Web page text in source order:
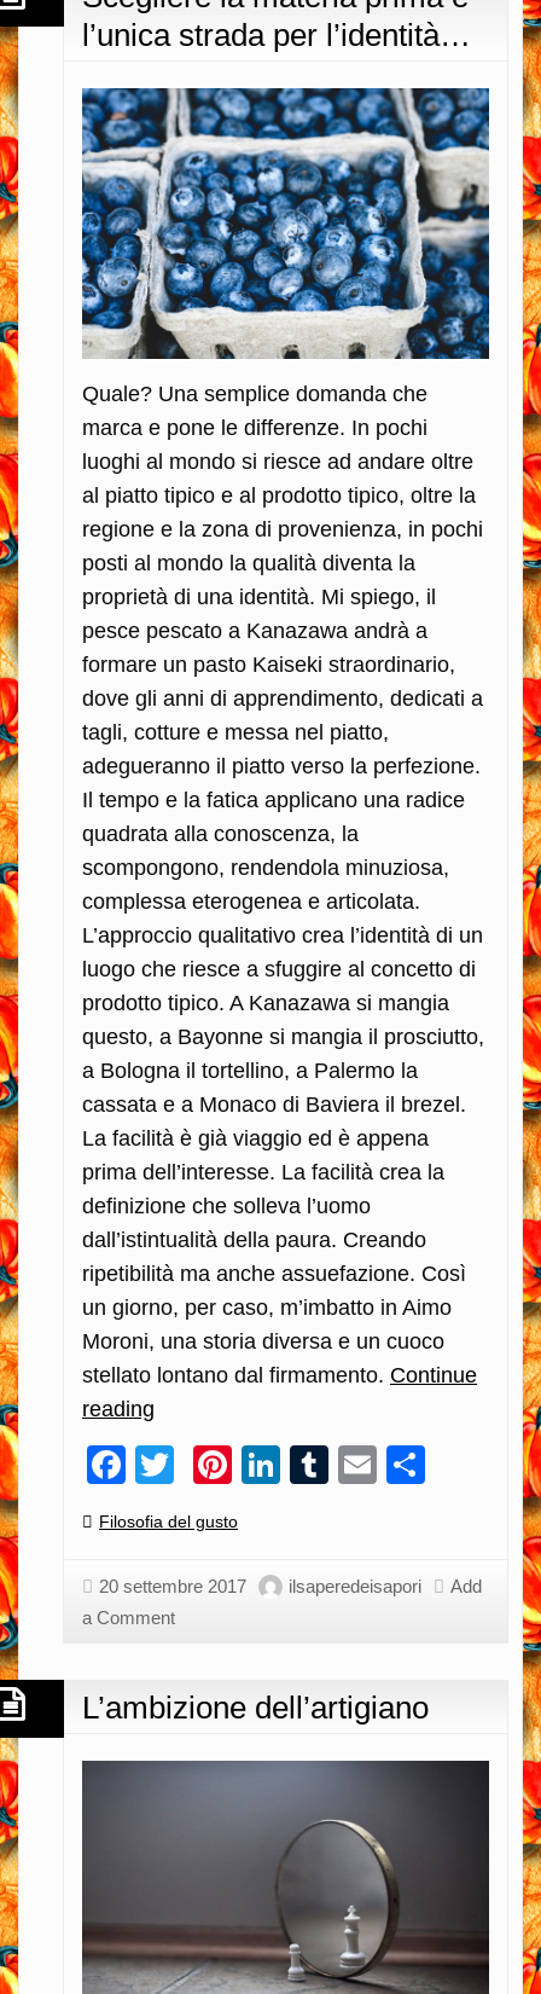
l’unica strada per l’identità…
Quale? Una semplice domanda che
marca e pone le differenze. In pochi
luoghi al mondo si riesce ad andare oltre
al piatto tipico e al prodotto tipico, oltre la
regione e la zona di provenienza, in pochi
posti al mondo la qualità diventa la
proprietà di una identità. Mi spiego, il
pesce pescato a Kanazawa andrà a
formare un pasto Kaiseki straordinario,
dove gli anni di apprendimento, dedicati a
tagli, cotture e messa nel piatto,
adegueranno il piatto verso la perfezione.
Il tempo e la fatica applicano una radice
quadrata alla conoscenza, la
scompongono, rendendola minuziosa,
complessa eterogenea e articolata.
L’approccio qualitativo crea l’identità di un
luogo che riesce a sfuggire al concetto di
prodotto tipico. A Kanazawa si mangia
questo, a Bayonne si mangia il prosciutto,
a Bologna il tortellino, a Palermo la
cassata e a Monaco di Baviera il brezel.
La facilità è già viaggio ed è appena
prima dell’interesse. La facilità crea la
definizione che solleva l’uomo
dall’istintualità della paura. Creando
ripetibilità ma anche assuefazione. Così
un giorno, per caso, m’imbatto in Aimo
Moroni, una storia diversa e un cuoco
stellato lontano dal firmamento. Continue
reading
la
materia
prima
l’unica
strada
Facebook
TwitterPinterest
LinkedIn
Tumblr
Email
Categories:
Filosofia del gusto
20 settembre 2017 ilsaperedeisapori
Add
a Comment
L’ambizione dell’artigiano